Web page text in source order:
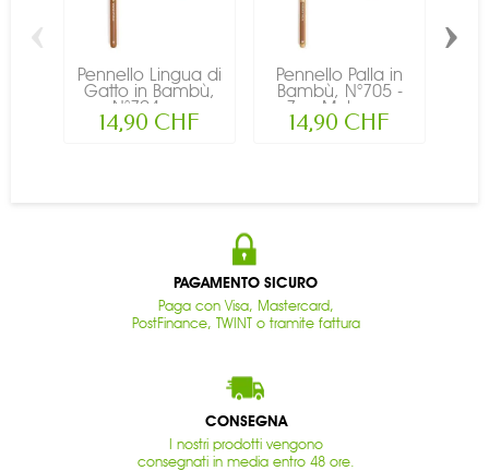
Pennello Lingua di
Gatto in Bambù,
N°704 -...
14,90 CHF
Pennello Palla in
Bambù, N°705 -
Zao Make-up
14,90 CHF
‹ ›
PAGAMENTO SICURO
Paga con Visa, Mastercard,
PostFinance, TWINT o tramite fattura
CONSEGNA
I nostri prodotti vengono
consegnati in media entro 48 ore.